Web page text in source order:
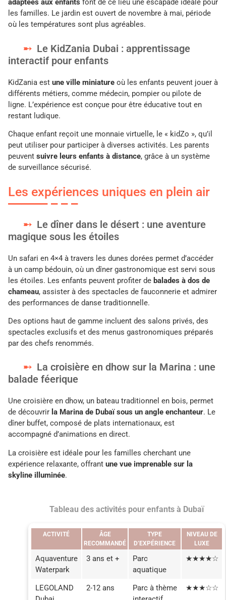
adaptées aux enfants font de ce lieu une escapade idéale pour
les familles. Le jardin est ouvert de novembre à mai, période
où les températures sont plus agréables.
Le KidZania Dubai : apprentissage
interactif pour enfants
KidZania est une ville miniature où les enfants peuvent jouer à
différents métiers, comme médecin, pompier ou pilote de
ligne. L’expérience est conçue pour être éducative tout en
restant ludique.
Chaque enfant reçoit une monnaie virtuelle, le « kidZo », qu’il
peut utiliser pour participer à diverses activités. Les parents
peuvent suivre leurs enfants à distance, grâce à un système
de surveillance sécurisé.
Les expériences uniques en plein air
Le dîner dans le désert : une aventure
magique sous les étoiles
Un safari en 4×4 à travers les dunes dorées permet d’accéder
à un camp bédouin, où un dîner gastronomique est servi sous
les étoiles. Les enfants peuvent profiter de balades à dos de
chameau, assister à des spectacles de fauconnerie et admirer
des performances de danse traditionnelle.
Des options haut de gamme incluent des salons privés, des
spectacles exclusifs et des menus gastronomiques préparés
par des chefs renommés.
La croisière en dhow sur la Marina : une
balade féerique
Une croisière en dhow, un bateau traditionnel en bois, permet
de découvrir la Marina de Dubaï sous un angle enchanteur. Le
dîner buffet, composé de plats internationaux, est
accompagné d’animations en direct.
La croisière est idéale pour les familles cherchant une
expérience relaxante, offrant une vue imprenable sur la
skyline illuminée.
Tableau des activités pour enfants à Dubaï
ACTIVITÉ
ÂGE
RECOMMANDÉ
TYPE
D’EXPÉRIENCE
NIVEAU DE
LUXE
Aquaventure
Waterpark
3 ans et +
Parc
aquatique
★★★★☆
LEGOLAND
2-12 ans
Parc à thème
★★★☆☆